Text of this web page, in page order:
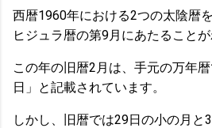
西暦1960年における2つの太陰暦
ヒジュラ暦の第9月にあたることが
この年の旧暦2月は、手元の万年
日」と記載されています。
しかし、旧暦では29日の小の月と